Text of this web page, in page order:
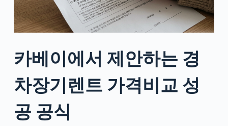
카베이에서 제안하는 경
차장기렌트 가격비교 성
공 공식